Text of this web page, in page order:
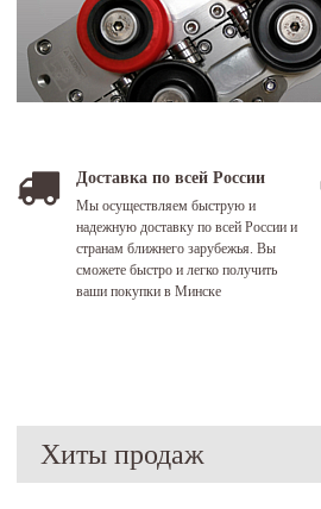
Доставка по всей России
Мы осуществляем быструю и
надежную доставку по всей России и
странам ближнего зарубежья. Вы
сможете быстро и легко получить
ваши покупки в Минске
Хиты продаж